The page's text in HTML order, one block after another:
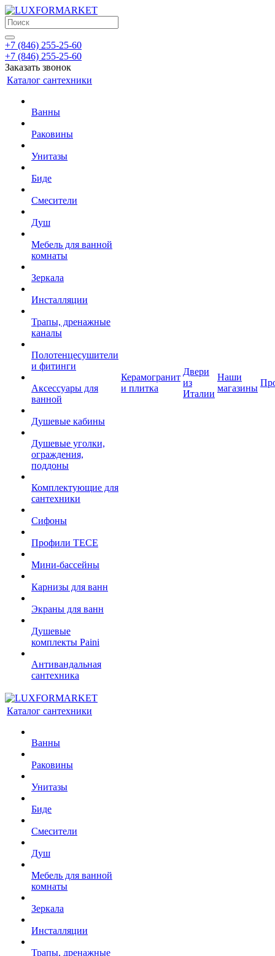
+7 (846) 255-25-60
+7 (846) 255-25-60
Заказать звонок
Каталог сантехники
Ванны
Раковины
Унитазы
Биде
Смесители
Душ
Мебель для ванной
комнаты
Зеркала
Инсталляции
Трапы, дренажные
каналы
Полотенцесушители
и фитинги
Аксессуары для
ванной
Душевые кабины
Душевые уголки,
ограждения,
поддоны
Комплектующие для
сантехники
Сифоны
Профили TECE
Мини-бассейны
Карнизы для ванн
Экраны для ванн
Душевые
комплекты Paini
Антивандальная
сантехника
Керамогранит
и плитка
Двери
из
Италии
Наши
магазины
Каталог сантехники
Ванны
Раковины
Унитазы
Биде
Смесители
Душ
Мебель для ванной
комнаты
Зеркала
Инсталляции
Трапы, дренажные